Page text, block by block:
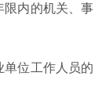
限内的机关、事
单位工作人员的